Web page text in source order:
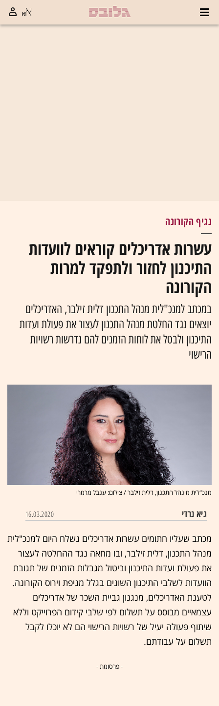
נגיף הקורונה
עשרות אדריכלים קוראים לוועדות
התיכנון לחזור ולתפקד למרות
הקורונה
במכתב למנכ"לית מנהל התכנון דלית זילבר, האדריכלים
יוצאים נגד החלטת מנהל התכנון לעצור את פעולת ועדות
התיכנון ולבטל את לוחות הזמנים להם נדרשות רשויות
הרישוי
מנכ"לית מינהל התכנון, דלית זילבר / צילום: ענבל מרמרי
גיא נרדי 16.03.2020
מכתב שעליו חתומים עשרות אדריכלים נשלח היום למנכ"לית
מנהל התכנון, דלית זילבר, ובו מחאה נגד ההחלטה לעצור
את פעולת ועדות התיכנון וביטול מגבלות הזמנים של תגובת
הוועדות לשלבי התיכנון השונים בגלל מגיפת וירוס הקורונה.
לטענת האדריכלים, מנגנון גביית השכר של אדריכלים
עצמאיים מבוסס על תשלום לפי שלבי קידום הפרוייקט וללא
שיתוף פעולה יעיל של רשויות הרישוי הם לא יוכלו לקבל
תשלום על עבודתם.
- פרסומת -